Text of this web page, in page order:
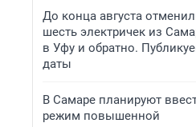
До конца августа
шесть электричек из
в Уфу и обратно.
даты
В Самаре планируют
режим повышенной